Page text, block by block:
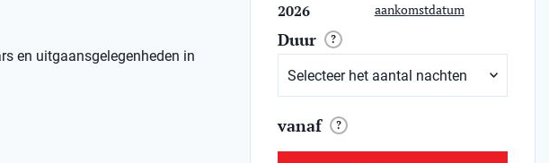
en uitgaansgelegenheden in
2026
aankomstdatum
Duur ?
vanaf ?